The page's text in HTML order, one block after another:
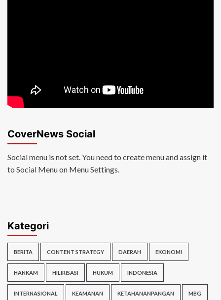
CoverNews Social
Social menu is not set. You need to create menu and assign it
to Social Menu on Menu Settings.
Kategori
BERITA CONTENT STRATEGY DAERAH EKONOMI
HANKAM HILIRISASI HUKUM INDONESIA
INTERNASIONAL KEAMANAN KETAHANANPANGAN MBG